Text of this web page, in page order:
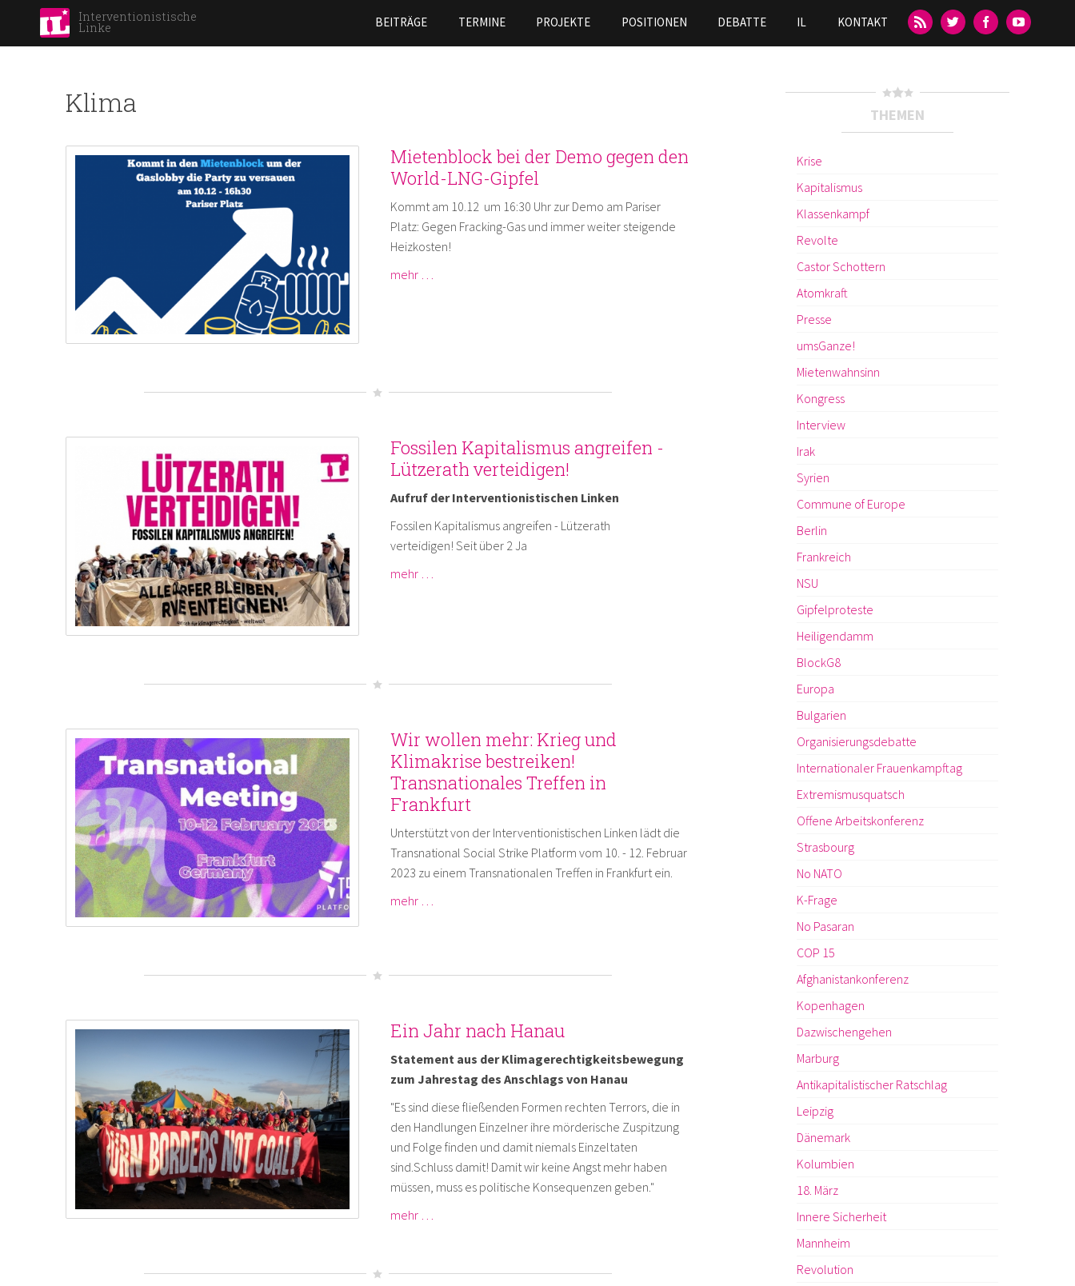
main
content
Interventionistische
Linke BEITRÄGE TERMINE PROJEKTE POSITIONEN DEBATTE IL KONTAKT
Klima
Mietenblock bei der Demo gegen den
World-LNG-Gipfel
Kommt am 10.12 um 16:30 Uhr zur Demo am Pariser
Platz: Gegen Fracking-Gas und immer weiter steigende
Heizkosten!
mehr …
Fossilen Kapitalismus angreifen -
Lützerath verteidigen!
Aufruf der Interventionistischen Linken
Fossilen Kapitalismus angreifen - Lützerath
verteidigen! Seit über 2 Ja
mehr …
Wir wollen mehr: Krieg und
Klimakrise bestreiken!
Transnationales Treffen in
Frankfurt
Unterstützt von der Interventionistischen Linken lädt die
Transnational Social Strike Platform vom 10. - 12. Februar
2023 zu einem Transnationalen Treffen in Frankfurt ein.
mehr …
Ein Jahr nach Hanau
Statement aus der Klimagerechtigkeitsbewegung
zum Jahrestag des Anschlags von Hanau
"Es sind diese fließenden Formen rechten Terrors, die in
den Handlungen Einzelner ihre mörderische Zuspitzung
und Folge finden und damit niemals Einzeltaten
sind.Schluss damit! Damit wir keine Angst mehr haben
müssen, muss es politische Konsequenzen geben."
mehr …
THEMEN
Krise
Kapitalismus
Klassenkampf
Revolte
Castor Schottern
Atomkraft
Presse
umsGanze!
Mietenwahnsinn
Kongress
Interview
Irak
Syrien
Commune of Europe
Berlin
Frankreich
NSU
Gipfelproteste
Heiligendamm
BlockG8
Europa
Bulgarien
Organisierungsdebatte
Internationaler Frauenkampftag
Extremismusquatsch
Offene Arbeitskonferenz
Strasbourg
No NATO
K-Frage
No Pasaran
COP 15
Afghanistankonferenz
Kopenhagen
Dazwischengehen
Marburg
Antikapitalistischer Ratschlag
Leipzig
Dänemark
Kolumbien
18. März
Innere Sicherheit
Mannheim
Revolution